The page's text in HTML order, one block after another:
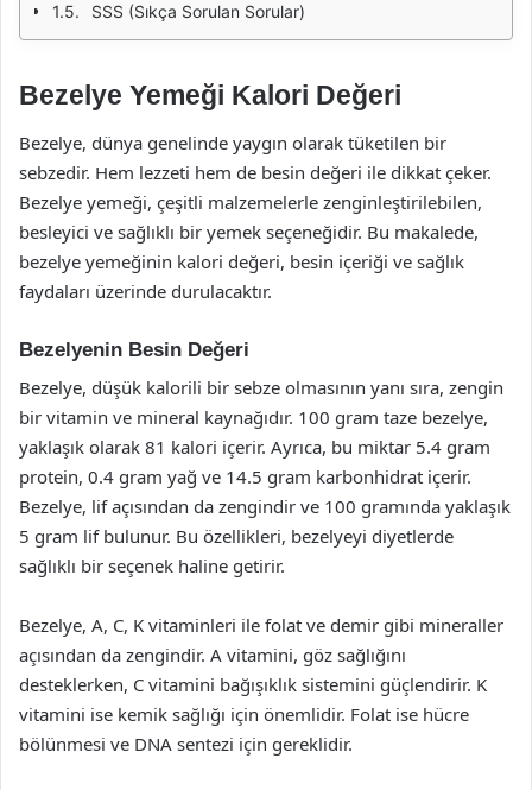
SSS (Sıkça Sorulan Sorular)
Bezelye Yemeği Kalori Değeri
Bezelye, dünya genelinde yaygın olarak tüketilen bir
sebzedir. Hem lezzeti hem de besin değeri ile dikkat çeker.
Bezelye yemeği, çeşitli malzemelerle zenginleştirilebilen,
besleyici ve sağlıklı bir yemek seçeneğidir. Bu makalede,
bezelye yemeğinin kalori değeri, besin içeriği ve sağlık
faydaları üzerinde durulacaktır.
Bezelyenin Besin Değeri
Bezelye, düşük kalorili bir sebze olmasının yanı sıra, zengin
bir vitamin ve mineral kaynağıdır. 100 gram taze bezelye,
yaklaşık olarak 81 kalori içerir. Ayrıca, bu miktar 5.4 gram
protein, 0.4 gram yağ ve 14.5 gram karbonhidrat içerir.
Bezelye, lif açısından da zengindir ve 100 gramında yaklaşık
5 gram lif bulunur. Bu özellikleri, bezelyeyi diyetlerde
sağlıklı bir seçenek haline getirir.
Bezelye, A, C, K vitaminleri ile folat ve demir gibi mineraller
açısından da zengindir. A vitamini, göz sağlığını
desteklerken, C vitamini bağışıklık sistemini güçlendirir. K
vitamini ise kemik sağlığı için önemlidir. Folat ise hücre
bölünmesi ve DNA sentezi için gereklidir.